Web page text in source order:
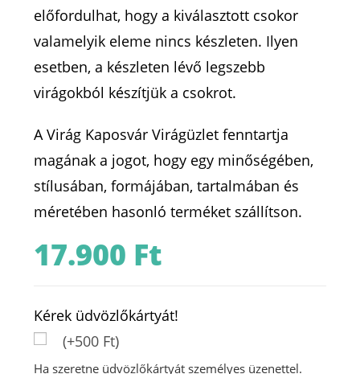
előfordulhat, hogy a kiválasztott csokor
valamelyik eleme nincs készleten. Ilyen
esetben, a készleten lévő legszebb
virágokból készítjük a csokrot.
A Virág Kaposvár Virágüzlet fenntartja
magának a jogot, hogy egy minőségében,
stílusában, formájában, tartalmában és
méretében hasonló terméket szállítson.
17.900 Ft
Kérek üdvözlőkártyát!
(+500 Ft)
Ha szeretne üdvözlőkártyát személyes üzenettel.